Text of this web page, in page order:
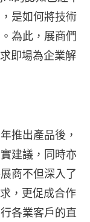
是如何將技術
為此，展商們
即場為企業解
推出產品後，
建議，同時亦
商不但深入了
，更促成合作
各業客戶的直